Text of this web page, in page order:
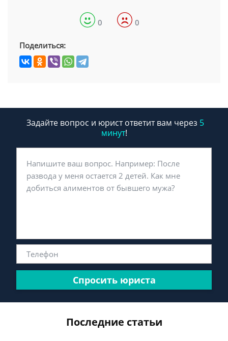
0 0
Поделиться:
Задайте вопрос и юрист ответит вам через 5
минут!
Спросить юриста
Последние статьи